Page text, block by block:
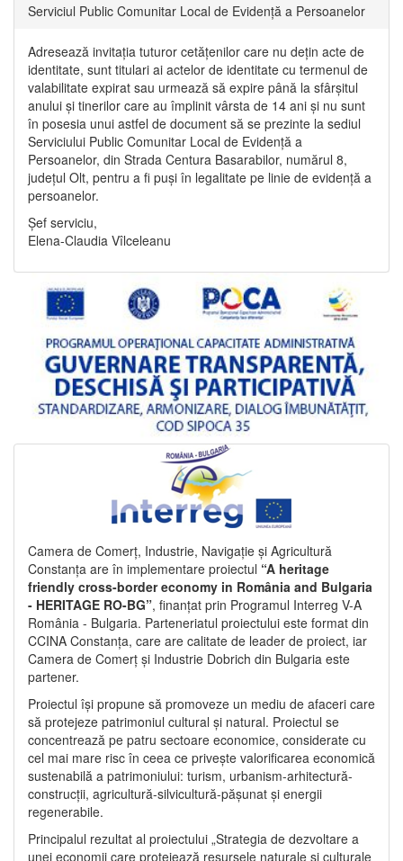
Serviciul Public Comunitar Local de Evidență a Persoanelor
Adresează invitația tuturor cetățenilor care nu dețin acte de
identitate, sunt titulari ai actelor de identitate cu termenul de
valabilitate expirat sau urmează să expire până la sfârșitul
anului și tinerilor care au împlinit vârsta de 14 ani și nu sunt
în posesia unui astfel de document să se prezinte la sediul
Serviciului Public Comunitar Local de Evidență a
Persoanelor, din Strada Centura Basarabilor, numărul 8,
județul Olt, pentru a fi puși în legalitate pe linie de evidență a
persoanelor.
Șef serviciu,
Elena-Claudia Vîlceleanu
Camera de Comerț, Industrie, Navigație și Agricultură
Constanța are în implementare proiectul “A heritage
friendly cross-border economy in România and Bulgaria
- HERITAGE RO-BG”, finanțat prin Programul Interreg V-A
România - Bulgaria. Parteneriatul proiectului este format din
CCINA Constanța, care are calitate de leader de proiect, iar
Camera de Comerț și Industrie Dobrich din Bulgaria este
partener.
Proiectul își propune să promoveze un mediu de afaceri care
să protejeze patrimoniul cultural și natural. Proiectul se
concentrează pe patru sectoare economice, considerate cu
cel mai mare risc în ceea ce privește valorificarea economică
sustenabilă a patrimoniului: turism, urbanism-arhitectură-
construcții, agricultură-silvicultură-pășunat și energii
regenerabile.
Principalul rezultat al proiectului „Strategia de dezvoltare a
unei economii care protejează resursele naturale și culturale